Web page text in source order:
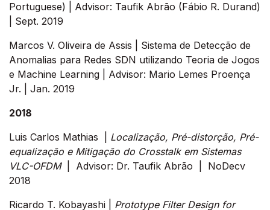
Portuguese) | Advisor: Taufik Abrão (Fábio R. Durand)
| Sept. 2019
Marcos V. Oliveira de Assis | Sistema de Detecção de
Anomalias para Redes SDN utilizando Teoria de Jogos
e Machine Learning |
Advisor: Mario Lemes Proença
Jr. | Jan. 2019
2018
Luis Carlos Mathias | Localização, Pré-distorção, Pré-
equalização e Mitigação do Crosstalk em Sistemas
VLC-OFDM| Advisor: Dr. Taufik Abrão | NoDecv
2018
Ricardo T. Kobayashi | Prototype Filter Design for